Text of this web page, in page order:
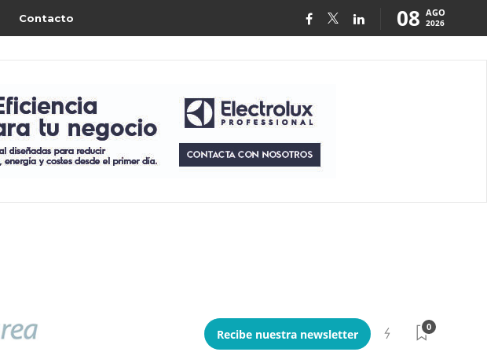
Contacto 08 AGO
2026
Recibe nuestra newsletter
0